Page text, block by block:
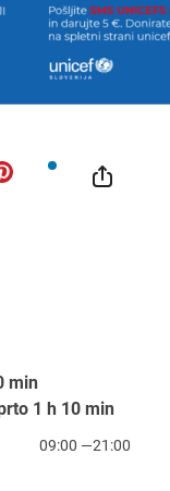
min
1 h 10 min
09:00 —21:00